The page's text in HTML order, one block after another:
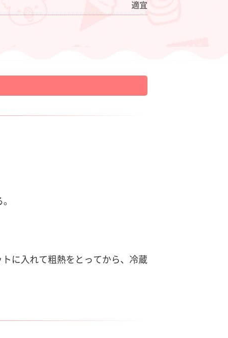
適宜
に入れて粗熱をとってから、冷蔵